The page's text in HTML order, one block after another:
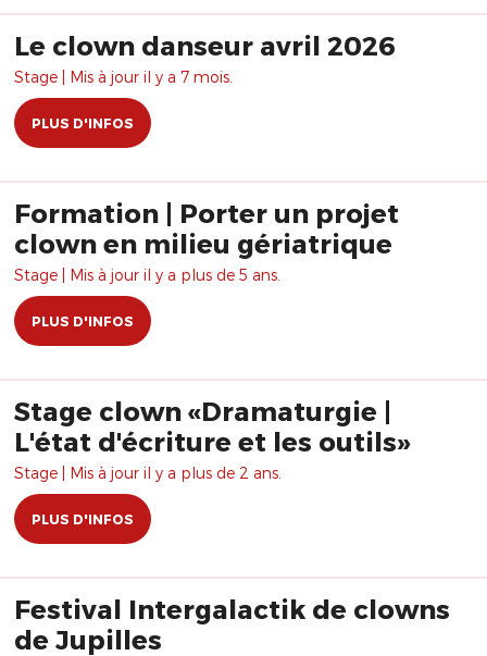
Le clown danseur avril 2026
Stage | Mis à jour il y a 7 mois.
PLUS D'INFOS
Formation | Porter un projet
clown en milieu gériatrique
Stage | Mis à jour il y a plus de 5 ans.
PLUS D'INFOS
Stage clown «Dramaturgie |
L'état d'écriture et les outils»
Stage | Mis à jour il y a plus de 2 ans.
PLUS D'INFOS
Festival Intergalactik de clowns
de Jupilles